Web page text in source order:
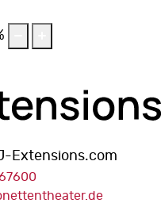
Extensions.com